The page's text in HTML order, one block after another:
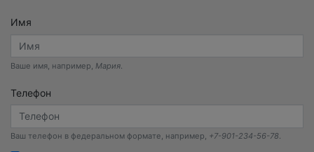
Имя
Ваше имя, например, Мария
Телефон
Ваш телефон в федеральном формате, например, +7-901-234-56-78.